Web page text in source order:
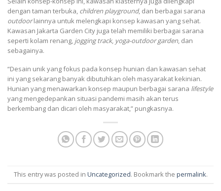
dengan taman terbuka, children playground, dan berbagai sarana
outdoorlainnya untuk melengkapi konsep kawasan yang sehat.
Kawasan Jakarta Garden City juga telah memiliki berbagai sarana
seperti kolam renang, jogging track, yoga-outdoor garden, dan
sebagainya.
“Desain unik yang fokus pada konsep hunian dan kawasan sehat
ini yang sekarang banyak dibutuhkan oleh masyarakat kekinian.
Hunian yang menawarkan konsep maupun berbagai sarana lifestyle
yang mengedepankan situasi pandemi masih akan terus
berkembang dan dicari oleh masyarakat,” pungkasnya.
This entry was posted in Uncategorized. Bookmark the permalink.